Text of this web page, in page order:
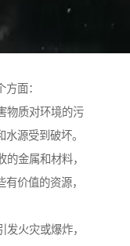
面：
物质对环境的污
源受到破坏。
金属和材料，
价值的资源，
火灾或爆炸，